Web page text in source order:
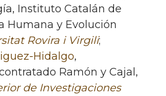
Instituto Catalán de
Humana y Evolución
Rovira i Virgili;
Hidalgo,
Ramón y Cajal,
de Investigaciones